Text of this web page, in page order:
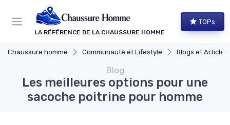
LA RÉFÉRENCE DE LA CHAUSSURE HOMME
TOPs
Chaussure homme Communauté et Lifestyle Blogs et Articles
Blog
Les meilleures options pour une
sacoche poitrine pour homme
Panneau de gestion des cookies